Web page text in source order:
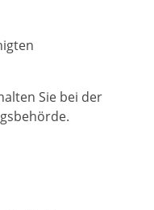
Sie bei der